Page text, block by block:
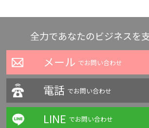
全力であなたのビジネスを
メール でお問い合わせ
電話 でお問い合わせ
LINE でお問い合わせ